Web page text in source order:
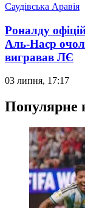
Саудівська Аравія
Роналду
Аль-Наср
вигравав ЛЄ
03 липня, 17:17
Популярне